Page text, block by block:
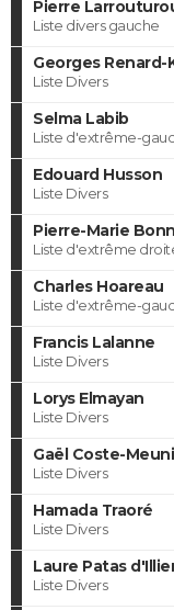
Pierre
Liste divers gauche
Georges Renard-
Liste Divers
Selma Labib
Liste d'extrême-
Edouard Husson
Liste Divers
Pierre-Marie
Liste d'extrême
Charles Hoareau
Liste d'extrême-
Francis Lalanne
Liste Divers
Lorys Elmayan
Liste Divers
Gaël Coste-
Liste Divers
Hamada Traoré
Liste Divers
Laure Patas
Liste Divers